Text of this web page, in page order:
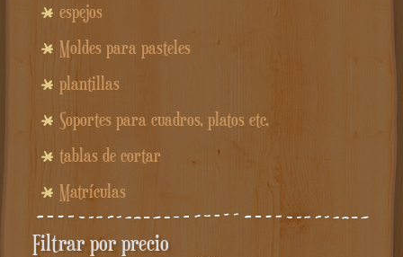
espejos
Moldes para pasteles
plantillas
Soportes para cuadros, platos etc.
tablas de cortar
Matrículas
Filtrar por precio